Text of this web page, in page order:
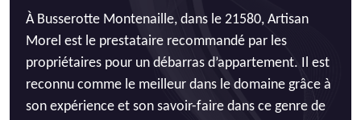
À Busserotte Montenaille, dans le 21580, Artisan
Morel est le prestataire recommandé par les
propriétaires pour un débarras d’appartement. Il est
reconnu comme le meilleur dans le domaine grâce à
son expérience et son savoir-faire dans ce genre de